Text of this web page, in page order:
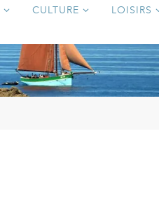
CULTURE LOISIRS